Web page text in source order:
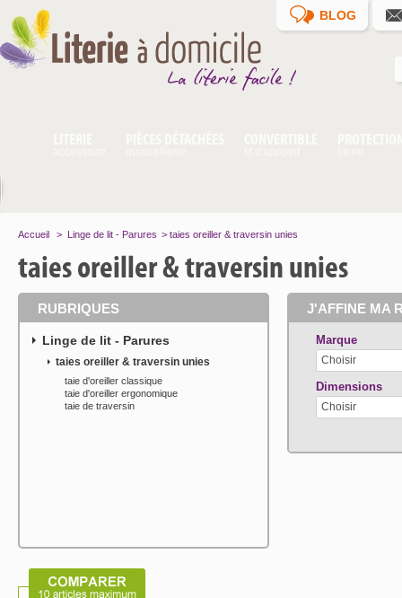
BLOG
Accueil > Linge de lit - Parures > taies oreiller & traversin unies
taies oreiller & traversin unies
RUBRIQUES
Linge de lit - Parures
taies oreiller & traversin unies
taie d'oreiller classique
taie d'oreiller ergonomique
taie de traversin
J'AFFINE MA
Marque
Choisir
Dimensions
Choisir